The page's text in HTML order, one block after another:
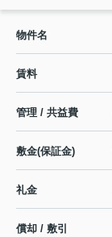
物件名
賃料
管理 / 共益費
敷金(保証金)
礼金
償却 / 敷引